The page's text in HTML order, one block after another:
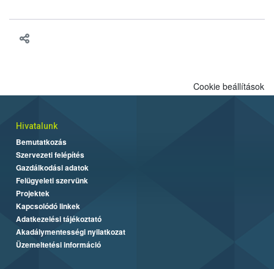
Cookie beállítások
Hivatalunk
Bemutatkozás
Szervezeti felépítés
Gazdálkodási adatok
Felügyeleti szervünk
Projektek
Kapcsolódó linkek
Adatkezelési tájékoztató
Akadálymentességi nyilatkozat
Üzemeltetési információ